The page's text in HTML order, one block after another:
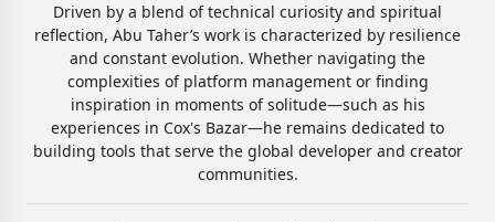
Driven by a blend of technical curiosity and spiritual
reflection, Abu Taher’s work is characterized by resilience
and constant evolution. Whether navigating the
complexities of platform management or finding
inspiration in moments of solitude—such as his
experiences in Cox's Bazar—he remains dedicated to
building tools that serve the global developer and creator
communities.